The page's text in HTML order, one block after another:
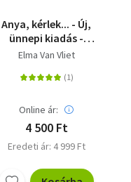
Anya, kérlek... - Új,
ünnepi kiadás -
Emlékek ajándékba.
napjainkról és
Elma Van Vliet
Online ár:
4 500 Ft
Eredeti ár: 4 999 Ft